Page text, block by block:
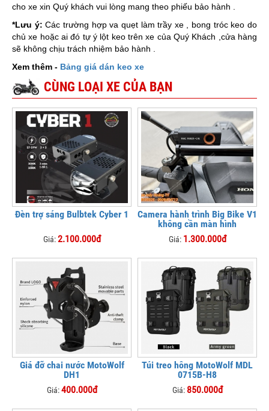
cho xe xin Quý khách vui lòng mang theo phiếu bảo hành .
*Lưu ý: Các trường hợp va quẹt làm trầy xe , bong tróc keo do
chủ xe hoặc ai đó tự ý lột keo trên xe của Quý Khách ,cửa hàng
sẽ không chịu trách nhiệm bảo hành .
Xem thêm - Bảng giá dán keo xe
CÙNG LOẠI XE CỦA BẠN
Đèn trợ sáng Bulbtek Cyber 1
Giá:2.100.000đ
Camera hành trình Big Bike V1
không cần màn hình
Giá: 1.300.000đ
Giá đỡ chai nước MotoWolf
DH1
Giá:400.000đ
Túi treo hông MotoWolf MDL
0715B-H8
Giá: 850.000đ